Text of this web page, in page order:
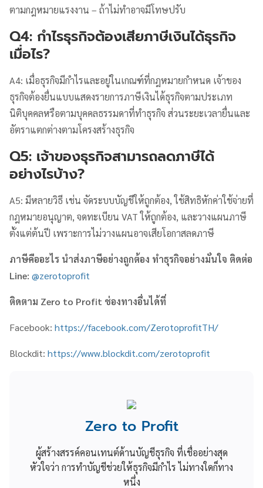
ตามกฎหมายแรงงาน – ถ้าไม่ทำอาจมีโทษปรับ
Q4: กำไรธุรกิจต้องเสียภาษีเงินได้ธุรกิจ
เมื่อไร?
A4: เมื่อธุรกิจมีกำไรและอยู่ในเกณฑ์ที่กฎหมายกำหนด เจ้าของ
ธุรกิจต้องยื่นแบบแสดงรายการภาษีเงินได้ธุรกิจตามประเภท
นิติบุคคลหรือตามบุคคลธรรมดาที่ทำธุรกิจ ส่วนระยะเวลายื่นและ
อัตราแตกต่างตามโครงสร้างธุรกิจ
Q5: เจ้าของธุรกิจสามารถลดภาษีได้
อย่างไรบ้าง?
A5: มีหลายวิธี เช่น จัดระบบบัญชีให้ถูกต้อง, ใช้สิทธิหักค่าใช้จ่ายที่
กฎหมายอนุญาต, จดทะเบียน VAT ให้ถูกต้อง, และวางแผนภาษี
ตั้งแต่ต้นปี เพราะการไม่วางแผนอาจเสียโอกาสลดภาษี
ภาษีคืออะไร นำส่งภาษีอย่างถูกต้อง ทำธุรกิจอย่างมั่นใจ ติดต่อ
Line: @zerotoprofit
ติดตาม Zero to Profit ช่องทางอื่นได้ที่
Facebook: https://facebook.com/ZerotoprofitTH/
Blockdit: https://www.blockdit.com/zerotoprofit
Zero to Profit
ผู้สร้างสรรค์คอนเทนต์ด้านบัญชีธุรกิจ ที่เชื่ออย่างสุด
หัวใจว่า การทำบัญชีช่วยให้ธุรกิจมีกำไร ไม่ทางใดก็ทาง
หนึ่ง